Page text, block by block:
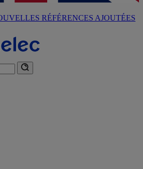
RÉFÉRENCES AJOUTÉES